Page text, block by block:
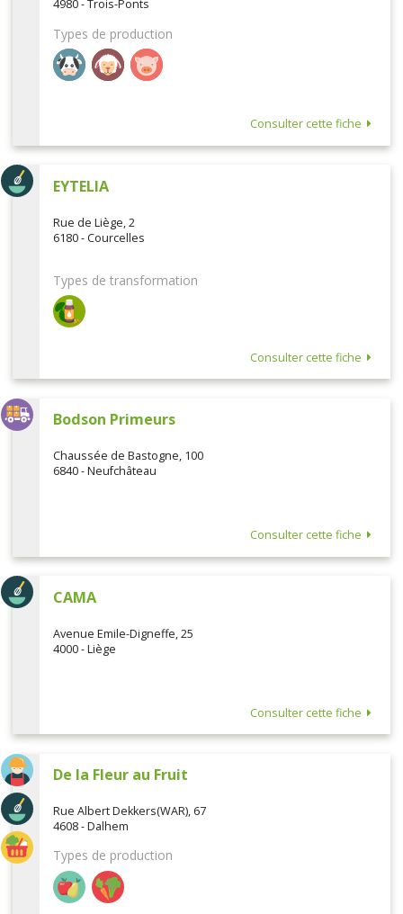
4980 - Trois-Ponts
Types de production
Consulter cette fiche
EYTELIA
Rue de Liège, 2
6180 - Courcelles
Types de transformation
Consulter cette fiche
Bodson Primeurs
Chaussée de Bastogne, 100
6840 - Neufchâteau
Consulter cette fiche
CAMA
Avenue Emile-Digneffe, 25
4000 - Liège
Consulter cette fiche
De la Fleur au Fruit
Rue Albert Dekkers(WAR), 67
4608 - Dalhem
Types de production